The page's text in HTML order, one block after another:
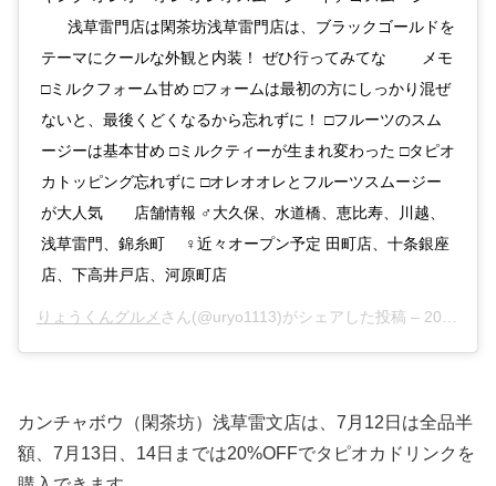
⠀⠀ 浅草雷門店は閑茶坊浅草雷門店は、ブラックゴールドを
テーマにクールな外観と内装！ ぜひ行ってみてな ⠀ ⠀ メモ
□ミルクフォーム甘め □フォームは最初の方にしっかり混ぜ
ないと、最後くどくなるから忘れずに！ □フルーツのスム
ージーは基本甘め □ミルクティーが生まれ変わった □タピオ
カトッピング忘れずに □オレオオレとフルーツスムージー
が大人気 ⠀⠀ 店舗情報 ‍♂️大久保、水道橋、恵比寿、川越、
浅草雷門、錦糸町 ⠀ ‍♀️近々オープン予定 田町店、十条銀座
店、下高井戸店、河原町店
りょうくんグルメ さん(@uryo1113)がシェアした投稿 – 2019年 7月月11日午前3時23分PDT
カンチャボウ（閑茶坊）浅草雷文店は、7月12日は全品半
額、7月13日、14日までは20%OFFでタピオカドリンクを